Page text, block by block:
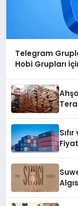
Telegram
Hobi Grupları